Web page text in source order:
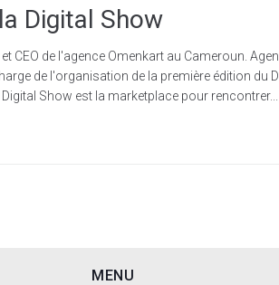
Digital Show
CEO de l'agence Omenkart au Cameroun.
de l'organisation de la première édition du
Show est la marketplace pour rencontrer...
MENU